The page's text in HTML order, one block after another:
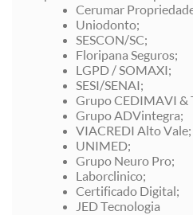
Cerumar
Uniodonto;
SESCON/SC;
Floripana Seguros;
LGPD / SOMAXI;
SESI/SENAI;
Grupo CEDIMAVI &
Grupo ADVintegra;
VIACREDI Alto Vale;
UNIMED;
Grupo Neuro Pro;
Laborclinico;
Certificado Digital;
JED Tecnologia